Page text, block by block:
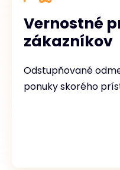
Vernostné
zákazníkov
Odstupňované
ponuky skorého